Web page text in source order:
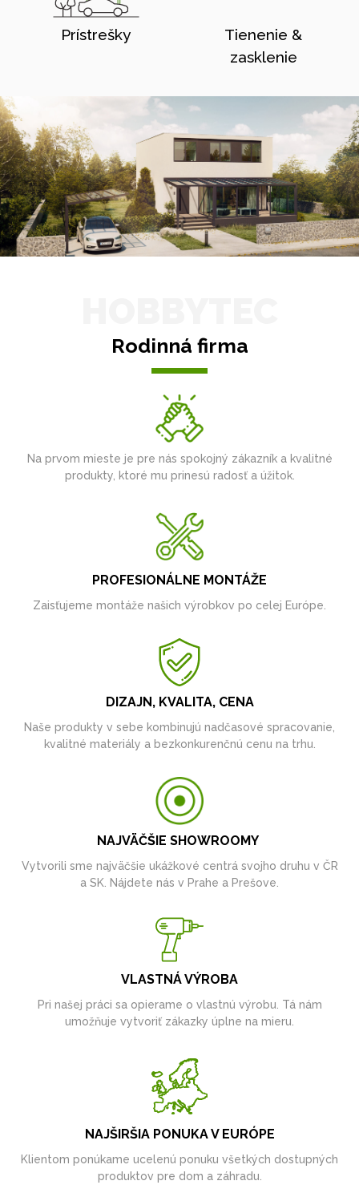
Prístrešky
Tienenie &
zasklenie
Rodinná firma
Na prvom mieste je pre nás spokojný zákazník a kvalitné
produkty, ktoré mu prinesú radosť a úžitok.
PROFESIONÁLNE MONTÁŽE
Zaisťujeme montáže našich výrobkov po celej Európe.
DIZAJN, KVALITA, CENA
Naše produkty v sebe kombinujú nadčasové spracovanie,
kvalitné materiály a bezkonkurenčnú cenu na trhu.
NAJVÄČŠIE SHOWROOMY
Vytvorili sme najväčšie ukážkové centrá svojho druhu v ČR
a SK. Nájdete nás v Prahe a Prešove.
VLASTNÁ VÝROBA
Pri našej práci sa opierame o vlastnú výrobu. Tá nám
umožňuje vytvoriť zákazky úplne na mieru.
NAJŠIRŠIA PONUKA V EURÓPE
Klientom ponúkame ucelenú ponuku všetkých dostupných
produktov pre dom a záhradu.